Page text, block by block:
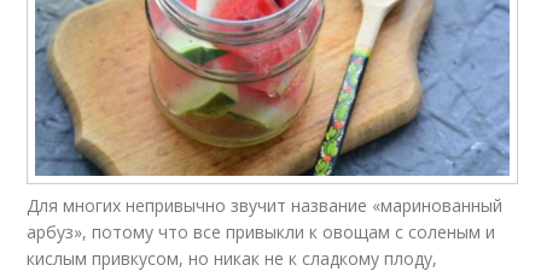
Для многих непривычно звучит название «маринованный
арбуз», потому что все привыкли к овощам с соленым и
кислым привкусом, но никак не к сладкому плоду,